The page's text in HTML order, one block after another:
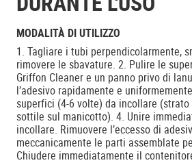
MODALITÀ DI UTILIZZO
1. Tagliare i tubi perpendicolarmente,
rimovere le sbavature. 2. Pulire le
Griffon Cleaner e un panno privo di
l’adesivo rapidamente e
superfici (4-6 volte) da incollare (strato
sottile sul manicotto). 4. Unire
incollare. Rimuovere l’eccesso di
meccanicamente le parti assemblate
Chiudere immediatamente il